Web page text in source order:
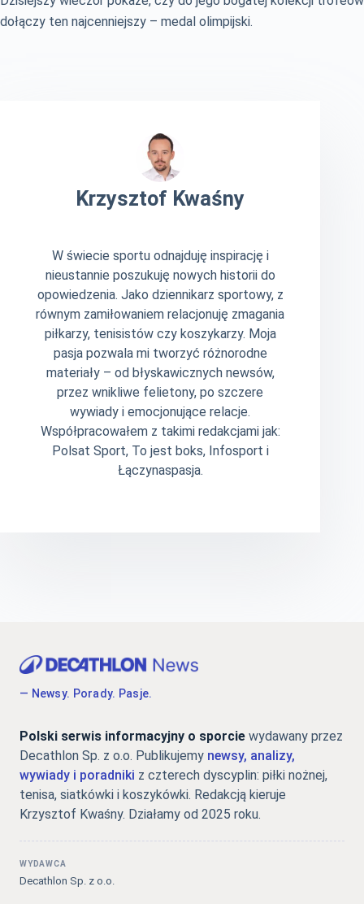
dołączy ten najcenniejszy – medal olimpijski.
Krzysztof Kwaśny
W świecie sportu odnajduję inspirację i
nieustannie poszukuję nowych historii do
opowiedzenia. Jako dziennikarz sportowy, z
równym zamiłowaniem relacjonuję zmagania
piłkarzy, tenisistów czy koszykarzy. Moja
pasja pozwala mi tworzyć różnorodne
materiały – od błyskawicznych newsów,
przez wnikliwe felietony, po szczere
wywiady i emocjonujące relacje.
Współpracowałem z takimi redakcjami jak:
Polsat Sport, To jest boks, Infosport i
Łączynaspasja.
— Newsy. Porady. Pasje.
Polski serwis informacyjny o sporcie wydawany przez
Decathlon Sp. z o.o. Publikujemy newsy, analizy,
wywiady i poradniki z czterech dyscyplin: piłki nożnej,
tenisa, siatkówki i koszykówki. Redakcją kieruje
Krzysztof Kwaśny. Działamy od 2025 roku.
WYDAWCA
Decathlon Sp. z o.o.